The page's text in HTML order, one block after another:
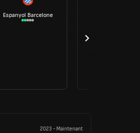
Espanyol Barcelone
2023- Maintenant